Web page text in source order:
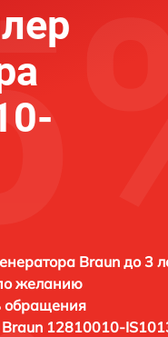
Braun до 3
желанию
обращения
Braun 12810010-